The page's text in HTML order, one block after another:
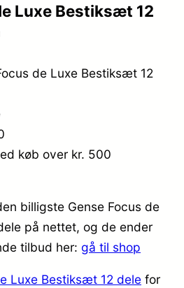
Luxe Bestiksæt 12
de Luxe Bestiksæt 12
køb over kr. 500
billigste Gense Focus de
på nettet, og de ender
tilbud her: gå til shop
Luxe Bestiksæt 12 dele for